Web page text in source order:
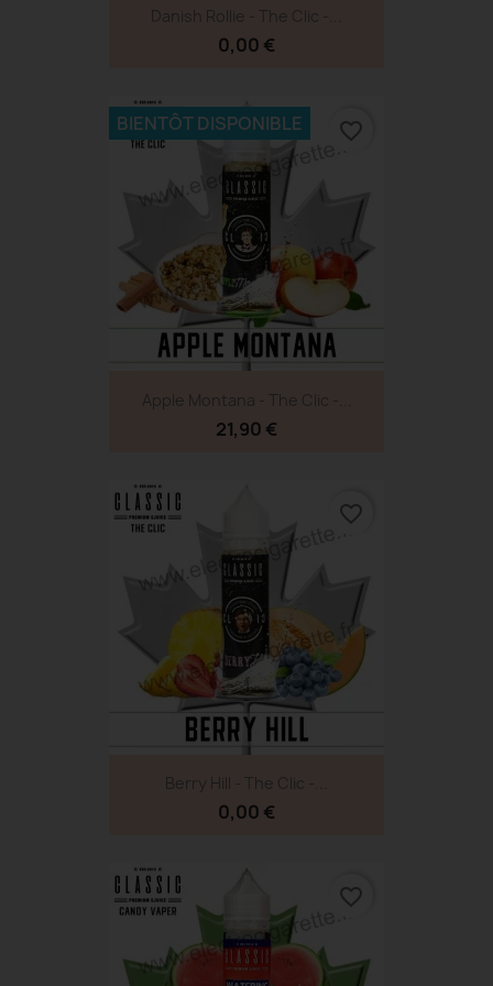
Danish Rollie - The Clic -...
0,00 €
Apple Montana - The Clic -...
21,90 €
BIENTÔT DISPONIBLE favorite_border
Berry Hill - The Clic -...
0,00 €
favorite_border
favorite_border